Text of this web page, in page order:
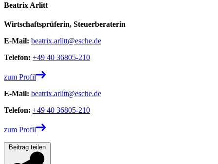
Beatrix Arlitt
Wirtschaftsprüferin, Steuerberaterin
E-Mail: beatrix.arlitt@esche.de
Telefon: +49 40 36805-210
zum Profil
E-Mail: beatrix.arlitt@esche.de
Telefon: +49 40 36805-210
zum Profil
Beitrag teilen